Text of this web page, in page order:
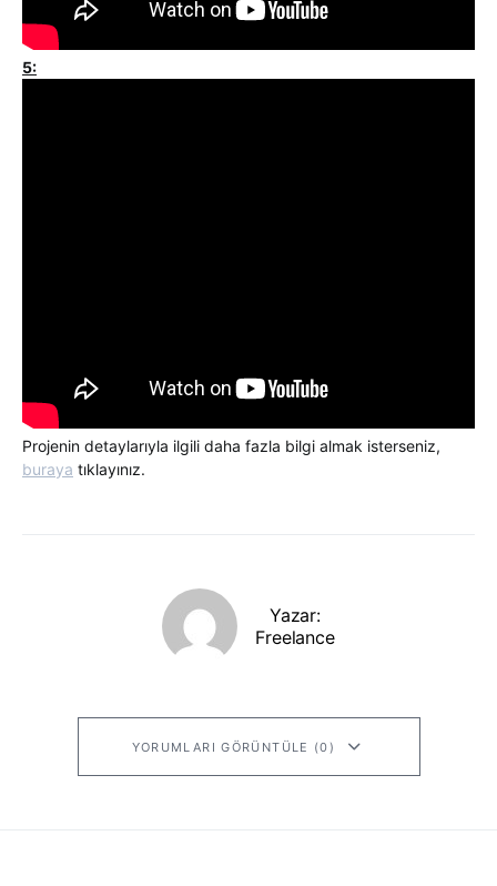
5:
Projenin detaylarıyla ilgili daha fazla bilgi almak isterseniz,
buraya tıklayınız.
Yazar:
Freelance
YORUMLARI GÖRÜNTÜLE (0)